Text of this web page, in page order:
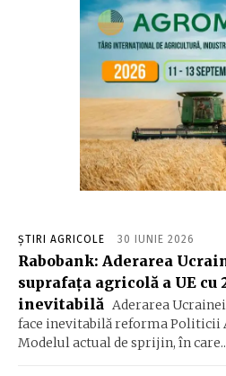
ȘTIRI AGRICOLE 30 IUNIE 2026
Rabobank: Aderarea
suprafața agricolă a UE cu
inevitabilă Aderarea
face inevitabilă reforma Politicii
Modelul actual de sprijin, în